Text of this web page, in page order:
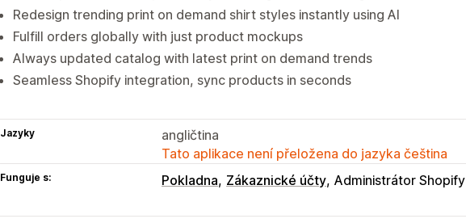
Redesign trending print on demand shirt styles instantly using AI
Fulfill orders globally with just product mockups
Always updated catalog with latest print on demand trends
Seamless Shopify integration, sync products in seconds
Jazyky
angličtina
Tato aplikace není přeložena do jazyka čeština
Funguje s: Pokladna Zákaznické účty Administrátor Shopify